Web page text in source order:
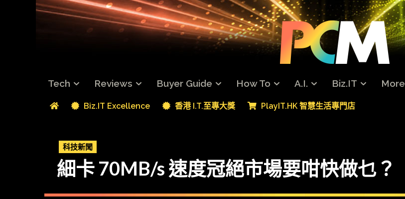
Tech Reviews Buyer Guide How To A.I. Biz.IT More
Biz.IT Excellence 香港 I.T.至專大獎 PlayIT.HK 智慧生活專門店
科技新聞
細卡 70MB/s 速度冠絕市場要咁快做乜？